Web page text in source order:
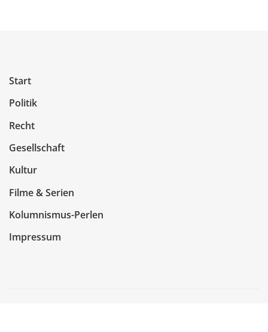
Start
Politik
Recht
Gesellschaft
Kultur
Filme & Serien
Kolumnismus-Perlen
Impressum